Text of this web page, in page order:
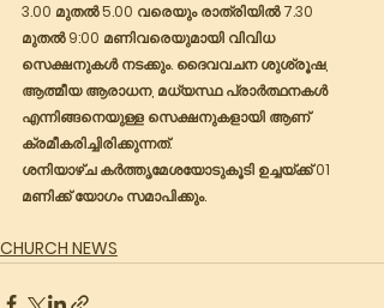
3.00 മുതൽ 5.00 വരെയും രാത്രിയിൽ 7.30
മുതൽ 9:00 മണിവരെയുമായി വിവിധ
സെക്ഷനുകൾ നടക്കും. ദൈവവചന ശുശ്രൂഷ,
ആത്മീയ ആരാധന, മധ്യസ്ഥ പ്രാർത്ഥനകൾ
എന്നിങ്ങനെയുള്ള സെക്ഷനുകളായി ആണ്
ക്രമീകരിച്ചിരിക്കുന്നത്.
ശനിയാഴ്ച കർത്തൃമേശയോടുകൂടി ഉച്ചയ്ക്ക് 01
മണിക്ക് യോഗം സമാപിക്കും.
CHURCH NEWS